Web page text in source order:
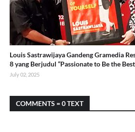
Louis Sastrawijaya Gandeng Gramedia
8 yang Berjudul “Passionate to Be the
July 02, 2025
COMMENTS = 0 TEXT